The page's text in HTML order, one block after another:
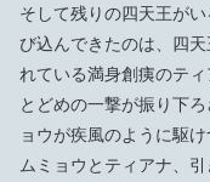
そして残りの四天王が
び込んできたのは、 四
れている満身創痍のテ
とどめの一撃が振り下
ョウが疾風のように駆
ムミョウとティアナ、